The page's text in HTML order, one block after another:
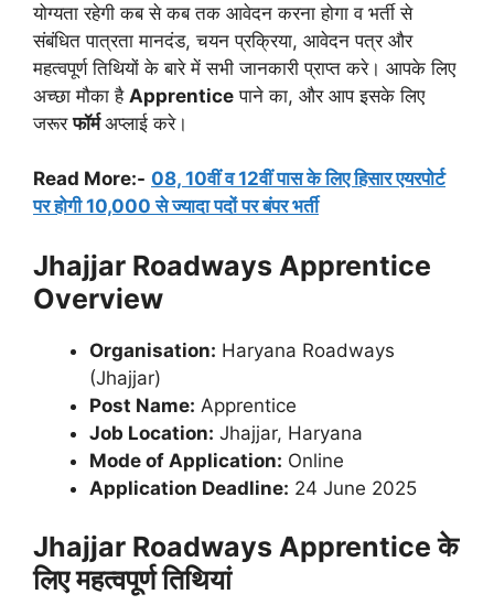
योग्यता रहेगी कब से कब तक आवेदन करना होगा व भर्ती से
संबंधित पात्रता मानदंड, चयन प्रक्रिया, आवेदन पत्र और
महत्वपूर्ण तिथियों के बारे में सभी जानकारी प्राप्त करे। आपके लिए
अच्छा मौका है Apprentice पाने का, और आप इसके लिए
जरूरफॉर्मअप्लाई करे।
Read More:- 08, 10वीं व 12वीं पास के लिए हिसार एयरपोर्ट
पर होगी 10,000 से ज्यादा पदों पर बंपर भर्ती
Jhajjar Roadways Apprentice
Overview
Organisation: Haryana Roadways
(Jhajjar)
Post Name: Apprentice
Job Location: Jhajjar, Haryana
Mode of Application: Online
Application Deadline: 24 June 2025
Jhajjar Roadways Apprentice के
लिए महत्वपूर्ण तिथियां